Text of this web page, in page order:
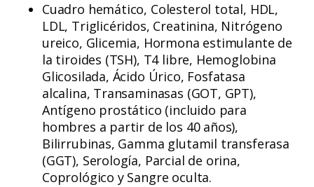
Cuadro hemático, Colesterol total, HDL,
LDL, Triglicéridos, Creatinina, Nitrógeno
ureico, Glicemia, Hormona estimulante de
la tiroides (TSH), T4 libre, Hemoglobina
Glicosilada, Ácido Úrico, Fosfatasa
alcalina, Transaminasas (GOT, GPT),
Antígeno prostático (incluido para
hombres a partir de los 40 años),
Bilirrubinas, Gamma glutamil transferasa
(GGT), Serología, Parcial de orina,
Coprológico y Sangre oculta.